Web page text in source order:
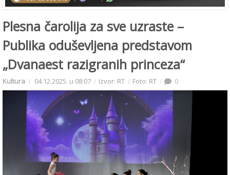
Plesna čarolija za sve uzraste –
Publika oduševljena predstavom
„Dvanaest razigranih princeza“
Kultura 04.12.2025. u 08:07 Izvor: RT Foto: RT 0